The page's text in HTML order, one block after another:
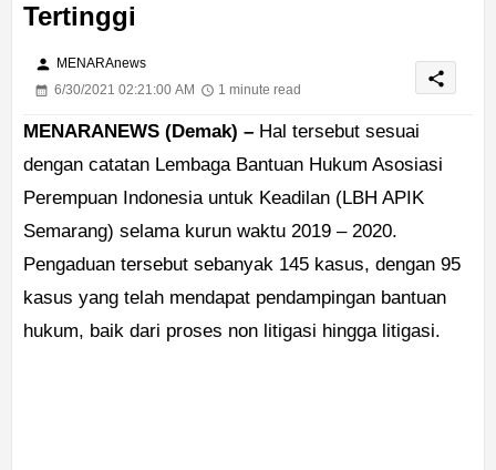
Tertinggi
person MENARAnews
6/30/2021 02:21:00 AM
1 minute read
share
MENARANEWS (Demak) – Hal tersebut sesuai
dengan catatan Lembaga Bantuan Hukum Asosiasi
Perempuan Indonesia untuk Keadilan (LBH APIK
Semarang) selama kurun waktu 2019 – 2020.
Pengaduan tersebut sebanyak 145 kasus, dengan 95
kasus yang telah mendapat pendampingan bantuan
hukum, baik dari proses non litigasi hingga litigasi.